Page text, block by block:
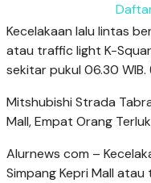
Kecelakaan lalu lintas
atau traffic light K-
sekitar pukul 06.30
Mitshubishi Strada
Mall, Empat Orang
Alurnews com –
Simpang Kepri Mall